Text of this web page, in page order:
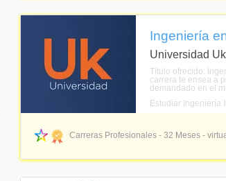
Ingeniería
Universidad Uk
Título ofrecido:
carrera te ensea a
demandado en el
Estudiar Ingeniería
Carreras Profesionales - 32 Meses -